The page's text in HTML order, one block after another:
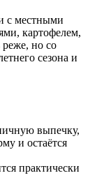
с местными
картофелем,
но со
сезона и
выпечку,
и остаётся
практически